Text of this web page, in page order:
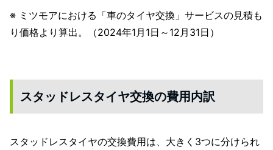
※ ミツモアにおける「車のタイヤ交換」サービスの見積も
り価格より算出。（2024年1月1日～12月31日）
スタッドレスタイヤ交換の費用内訳
スタッドレスタイヤの交換費用は、大きく3つに分けられ